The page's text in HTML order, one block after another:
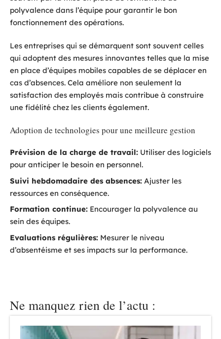
polyvalence dans l’équipe pour garantir le bon
fonctionnement des opérations.
Les entreprises qui se démarquent sont souvent celles
qui adoptent des mesures innovantes telles que la mise
en place d’équipes mobiles capables de se déplacer en
cas d’absences. Cela améliore non seulement la
satisfaction des employés mais contribue à construire
une fidélité chez les clients également.
Adoption de technologies pour une meilleure gestion
Prévision de la charge de travail: Utiliser des logiciels
pour anticiper le besoin en personnel.
Suivi hebdomadaire des absences: Ajuster les
ressources en conséquence.
Formation continue: Encourager la polyvalence au
sein des équipes.
Evaluations régulières: Mesurer le niveau
d’absentéisme et ses impacts sur la performance.
Ne manquez rien de l’actu :